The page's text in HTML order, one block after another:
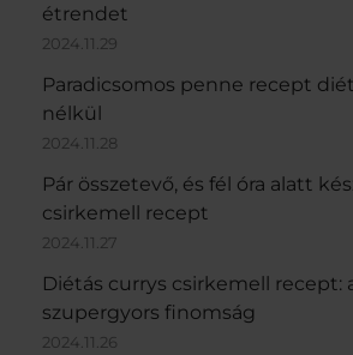
étrendet
2024.11.29
Paradicsomos penne recept
nélkül
2024.11.28
Pár összetevő, és fél óra alatt
csirkemell recept
2024.11.27
Diétás currys csirkemell recept:
szupergyors finomság
2024.11.26